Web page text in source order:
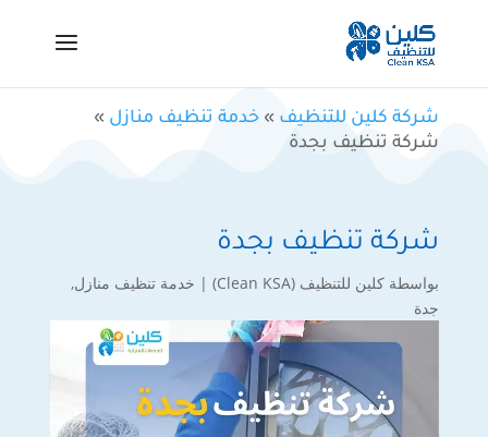
شركة كلين للتنظيف » خدمة تنظيف منازل »
شركة تنظيف بجدة
شركة تنظيف بجدة
بواسطة كلين للتنظيف (Clean KSA) | خدمة تنظيف منازل,
جدة